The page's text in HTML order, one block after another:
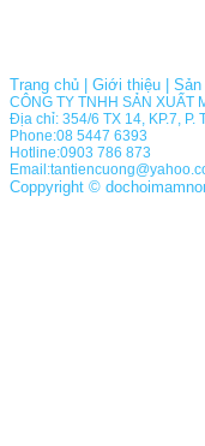
Trang chủ Giới thiệu Sản
CÔNG TY TNHH SẢN XUẤT
Địa chỉ: 354/6 TX 14, KP.7, P.
Phone:08 5447 6393
Hotline:0903 786 873
Coppyright ©